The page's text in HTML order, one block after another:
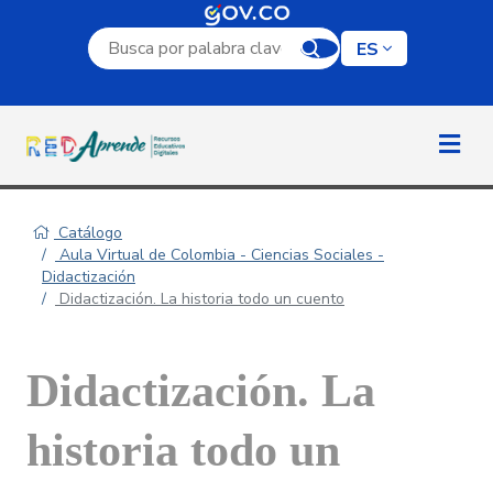
Campo de búsqueda por palabra clave
ES
Catálogo
Aula Virtual de Colombia - Ciencias Sociales -
Didactización
Didactización. La historia todo un cuento
Didactización. La
historia todo un